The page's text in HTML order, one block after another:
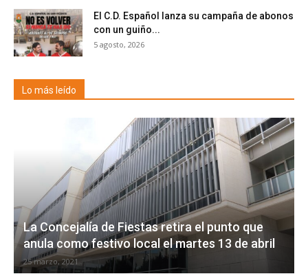
El C.D. Español lanza su campaña de abonos
con un guiño...
5 agosto, 2026
Lo más leído
La Concejalía de Fiestas retira el punto que
anula como festivo local el martes 13 de abril
25 marzo, 2021